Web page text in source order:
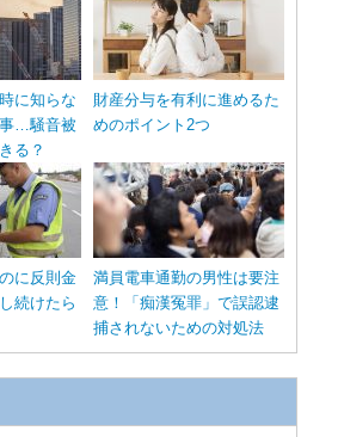
に知らな
…騒音被
る？
財産分与を有利に進めるた
めのポイント2つ
に反則金
続けたら
満員電車通勤の男性は要注
意！「痴漢冤罪」で誤認逮
捕されないための対処法